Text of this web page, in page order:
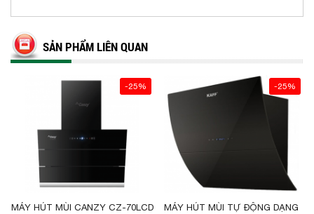
SẢN PHẨM LIÊN QUAN
-25%
MÁY HÚT MÙI CANZY CZ-70LCD
-25%
MÁY HÚT MÙI TỰ ĐỘNG DẠNG